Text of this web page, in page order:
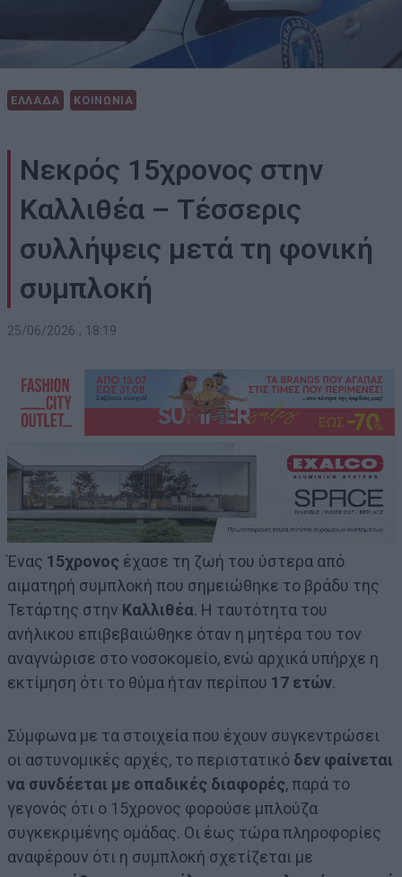
ΕΛΛΑΔΑ ΚΟΙΝΩΝΙΑ
Νεκρός 15χρονος στην
Καλλιθέα – Τέσσερις
συλλήψεις μετά τη φονική
συμπλοκή
25/06/2026 , 18:19
Ένας 15χρονος έχασε τη ζωή του ύστερα από
αιματηρή συμπλοκή που σημειώθηκε το βράδυ της
Τετάρτης στην Καλλιθέα. Η ταυτότητα του
ανήλικου επιβεβαιώθηκε όταν η μητέρα του τον
αναγνώρισε στο νοσοκομείο, ενώ αρχικά υπήρχε η
εκτίμηση ότι το θύμα ήταν περίπου 17 ετών.
Σύμφωνα με τα στοιχεία που έχουν συγκεντρώσει
οι αστυνομικές αρχές, το περιστατικό δεν φαίνεται
να συνδέεται με οπαδικές διαφορές, παρά το
γεγονός ότι ο 15χρονος φορούσε μπλούζα
συγκεκριμένης ομάδας. Οι έως τώρα πληροφορίες
αναφέρουν ότι η συμπλοκή σχετίζεται με